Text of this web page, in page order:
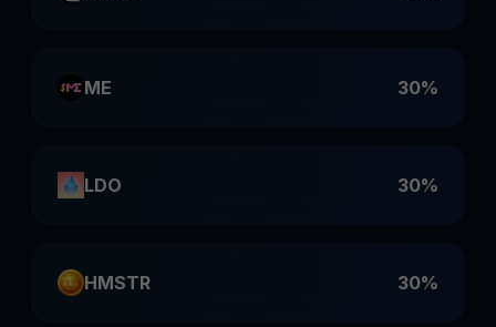
ME 30%
LDO 30%
HMSTR 30%